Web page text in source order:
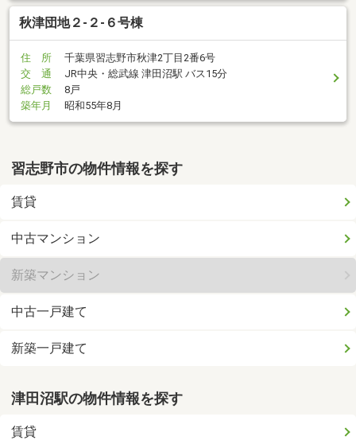
秋津団地２-２-６号棟
住 所
千葉県習志野市秋津2丁目2番6号
交 通
JR中央・総武線 津田沼駅 バス15分
総戸数
8戸
築年月
昭和55年8月
習志野市の物件情報を探す
賃貸
中古マンション
新築マンション
中古一戸建て
新築一戸建て
津田沼駅の物件情報を探す
賃貸